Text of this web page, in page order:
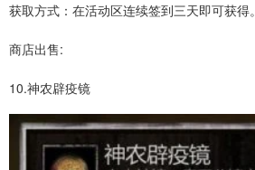
获取方式：在活动区连续签到三天即可获得。
商店出售:
10.神农辟疫镜